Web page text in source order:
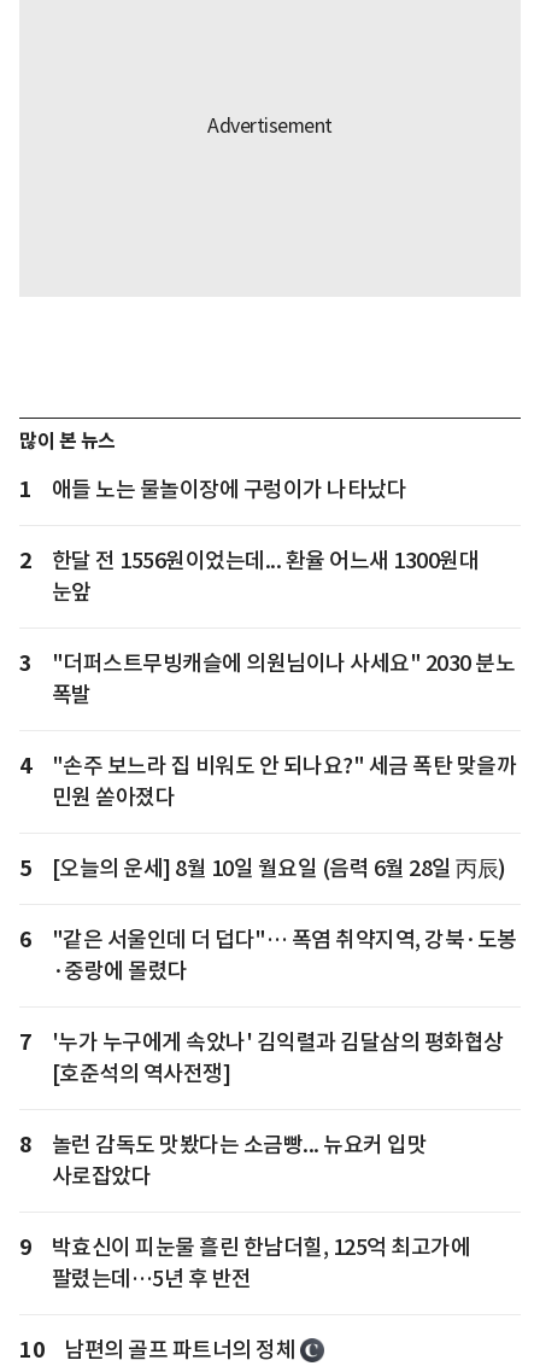
많이 본 뉴스
1 애들 노는 물놀이장에 구렁이가 나타났다
2
한달 전 1556원이었는데... 환율 어느새 1300원대
눈앞
3
"더퍼스트무빙캐슬에 의원님이나 사세요" 2030 분노
폭발
4
"손주 보느라 집 비워도 안 되나요?" 세금 폭탄 맞을까
민원 쏟아졌다
5 [오늘의 운세] 8월 10일 월요일 (음력 6월 28일 丙辰)
6
"같은 서울인데 더 덥다"… 폭염 취약지역, 강북·도봉
·중랑에 몰렸다
7
'누가 누구에게 속았나' 김익렬과 김달삼의 평화협상
[호준석의 역사전쟁]
8
놀런 감독도 맛봤다는 소금빵... 뉴요커 입맛
사로잡았다
9
박효신이 피눈물 흘린 한남더힐, 125억 최고가에
팔렸는데…5년 후 반전
10 남편의 골프 파트너의 정체